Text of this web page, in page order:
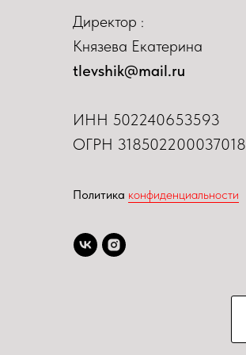
Директор :
Князева Екатерина
tlevshik@mail.ru
ИНН 502240653593
ОГРН 318502200037018
Политика конфиденциальности